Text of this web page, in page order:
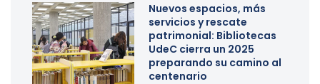
Nuevos espacios, más
servicios y rescate
patrimonial: Bibliotecas
UdeC cierra un 2025
preparando su camino al
centenario